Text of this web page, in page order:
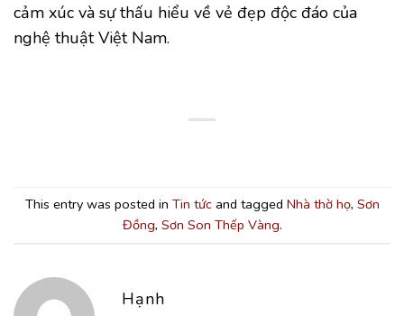
cảm xúc và sự thấu hiểu về vẻ đẹp độc đáo của
nghệ thuật Việt Nam.
This entry was posted in Tin tứcand tagged Nhà thờ họ, Sơn
Đồng, Sơn Son Thếp Vàng.
Hạnh